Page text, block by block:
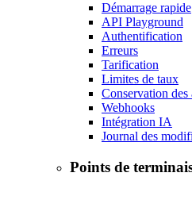
Démarrage rapide
API Playground
Authentification
Erreurs
Tarification
Limites de taux
Conservation des
Webhooks
Intégration IA
Journal des
Points de